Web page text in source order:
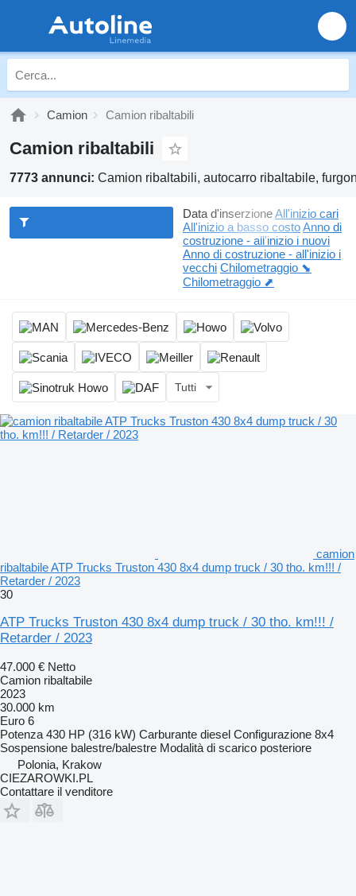
Camion Camion ribaltabili
Camion ribaltabili
7773 annunci: Camion ribaltabili, autocarro ribaltabile,
Data d'inserzioneAll'inizio cari
All'inizio a basso costoAnno di
costruzione - all'inizio i nuovi
Anno di costruzione - all'inizio i
vecchi Chilometraggio ⬊
Chilometraggio ⬈
Tutti
camion
ribaltabile ATP Trucks Truston 430 8x4 dump truck / 30 tho. km!!! /
Retarder / 2023
30
ATP Trucks Truston 430 8x4 dump truck / 30 tho. km!!! /
Retarder / 2023
47.000 € Netto
Camion ribaltabile
2023
30.000 km
Euro 6
Potenza 430 HP (316 kW) Carburante diesel Configurazione 8x4
Sospensione balestre/balestre Modalità di scarico posteriore
Polonia, Krakow
CIEZAROWKI.PL
Contattare il venditore